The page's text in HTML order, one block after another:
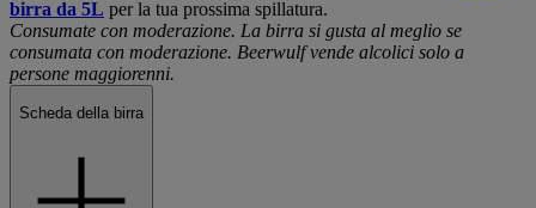
birra da 5L per la tua prossima spillatura.
Consumate con moderazione. La birra si gusta al meglio se
consumata con moderazione. Beerwulf vende alcolici solo a
persone maggiorenni.
Scheda della birra